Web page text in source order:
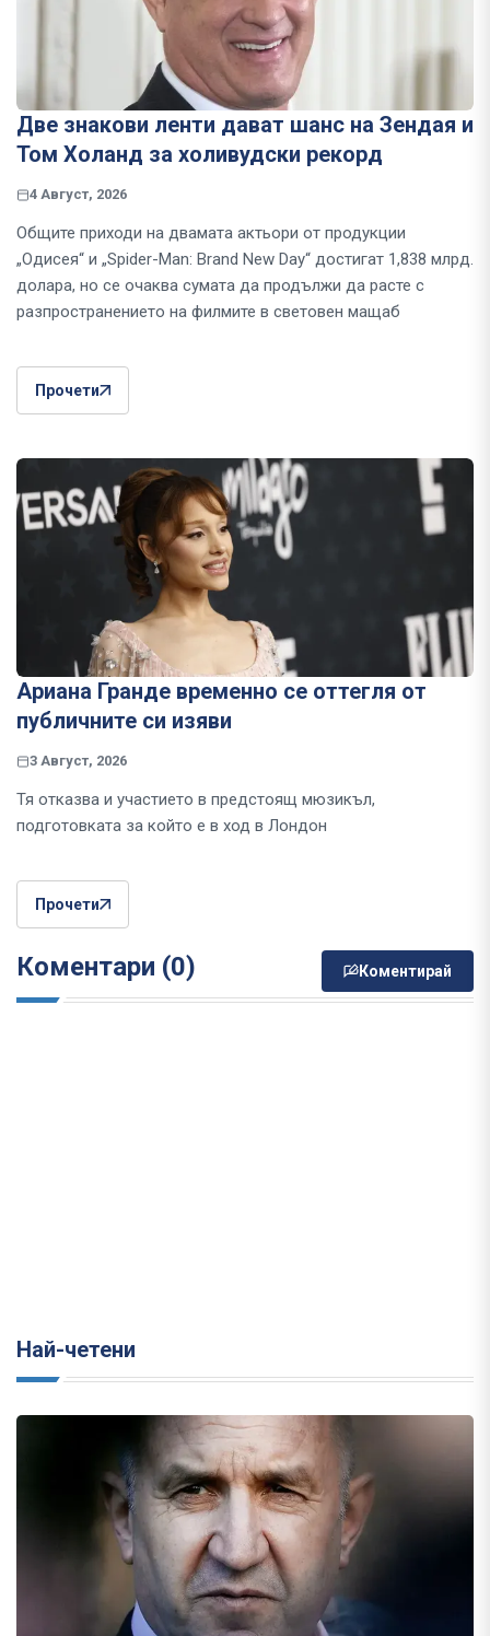
Две знакови ленти дават шанс на Зендая и
Том Холанд за холивудски рекорд
4 Август, 2026
Общите приходи на двамата актьори от продукции
„Одисея“ и „Spider-Man: Brand New Day“ достигат 1,838 млрд.
долара, но се очаква сумата да продължи да расте с
разпространението на филмите в световен мащаб
Прочети
Ариана Гранде временно се оттегля от
публичните си изяви
3 Август, 2026
Тя отказва и участието в предстоящ мюзикъл,
подготовката за който е в ход в Лондон
Прочети
Коментари (0) Коментирай
Най-четени